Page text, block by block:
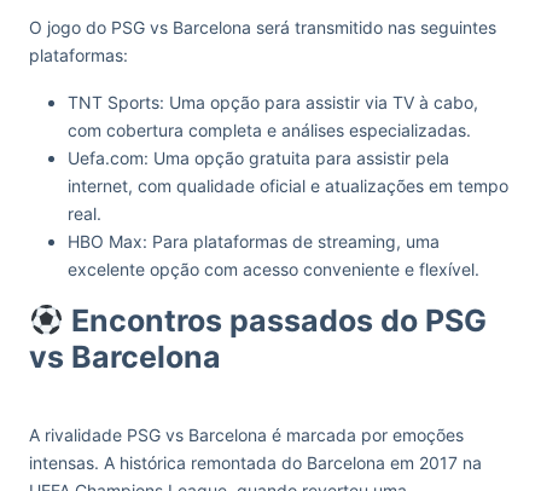
O jogo do PSG vs Barcelona será transmitido nas seguintes
plataformas:
TNT Sports: Uma opção para assistir via TV à cabo,
com cobertura completa e análises especializadas.
Uefa.com: Uma opção gratuita para assistir pela
internet, com qualidade oficial e atualizações em tempo
real.
HBO Max: Para plataformas de streaming, uma
excelente opção com acesso conveniente e flexível.
Encontros passados do PSG
vs Barcelona
A rivalidade PSG vs Barcelona é marcada por emoções
intensas. A histórica remontada do Barcelona em 2017 na